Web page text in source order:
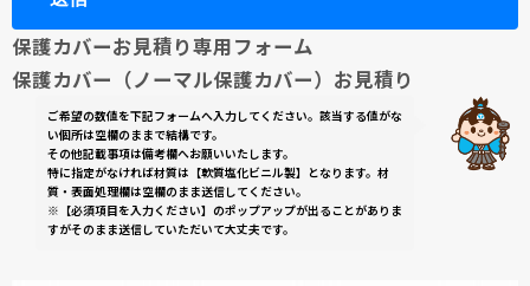
保護カバーお見積り専用フォーム
保護カバー（ノーマル保護カバー）お見積り
ご希望の数値を下記フォームへ入力してください。該当する値がな
い個所は空欄のままで結構です。
その他記載事項は備考欄へお願いいたします。
特に指定がなければ材質は【軟質塩化ビニル製】となります。材
質・表面処理欄は空欄のまま送信してください。
※【必須項目を入力ください】のポップアップが出ることがありま
すがそのまま送信していただいて大丈夫です。